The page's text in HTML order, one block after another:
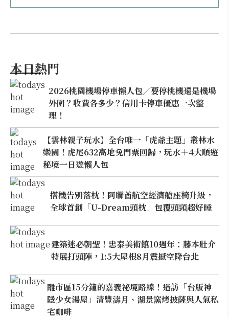
本日熱門
2026桃園機場停車懶人包／要停桃機還是機場
外圍？收費各多少？信用卡停車優惠一次整
理！
【雲林親子玩水】全台唯一「虎爺主題」叢林水
樂園！虎尾632高地免門票回歸，玩水＋4大順遊
秘境一日遊懶人包
搭機告別落枕！阿聯酋航空經濟艙座椅升級，
全球首創「U-Dream頭枕」包覆頭頸超好睡
建築迷必朝聖！忠泰美術館10週年：藤本壯介
特展打頭陣，1:5大屋根8月震撼空降台北
離市區15分鐘的嘉義祕境路線！造訪「台版神
隱少女湯屋」清豐濤月、湖景窯烤披薩與人氣私
宅咖啡